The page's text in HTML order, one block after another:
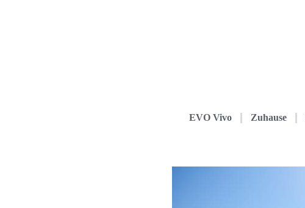
EVO Vivo Zuhause